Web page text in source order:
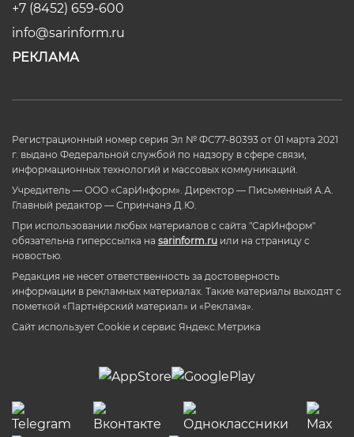
+7 (8452) 659-600
info@sarinform.ru
РЕКЛАМА
Регистрационный номер серия Эл № ФС77-80393 от 01 марта 2021
г. выдано Федеральной службой по надзору в сфере связи,
информационных технологий и массовых коммуникаций.
Учредитель — ООО «СарИнформ». Директор — Письменный А.А.
Главный редактор — Спринчанэ Д.Ю.
При использовании любых материалов с сайта "СарИнформ"
обязательна гиперссылка на sarinform.ru или на страницу с
новостью.
Редакция не несет ответственность за достоверность
информации в рекламных материалах. Такие материалы выходят с
пометкой «Партнёрский материал» и «Реклама».
Сайт использует Cookie и сервиc Яндекс.Метрика